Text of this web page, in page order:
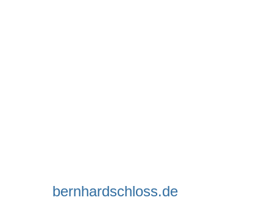
bernhardschloss.de